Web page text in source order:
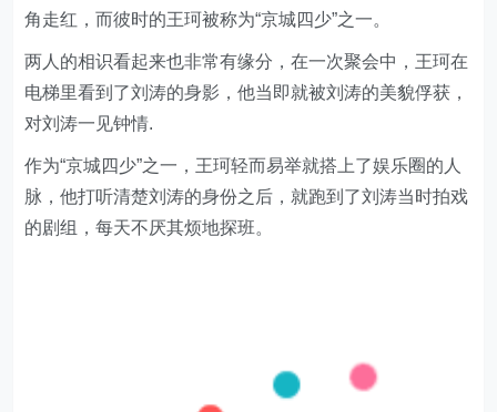
角走红，而彼时的王珂被称为“京城四少”之一。
两人的相识看起来也非常有缘分，在一次聚会中，王珂在
电梯里看到了刘涛的身影，他当即就被刘涛的美貌俘获，
对刘涛一见钟情.
作为“京城四少”之一，王珂轻而易举就搭上了娱乐圈的人
脉，他打听清楚刘涛的身份之后，就跑到了刘涛当时拍戏
的剧组，每天不厌其烦地探班。